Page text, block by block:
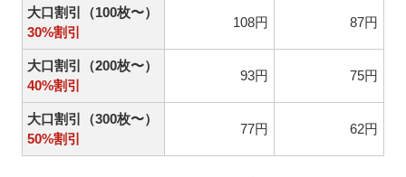
大口割引（100枚〜）
30%割引
108円 87円
大口割引（200枚〜）
40%割引
93円 75円
大口割引（300枚〜）
50%割引
77円 62円